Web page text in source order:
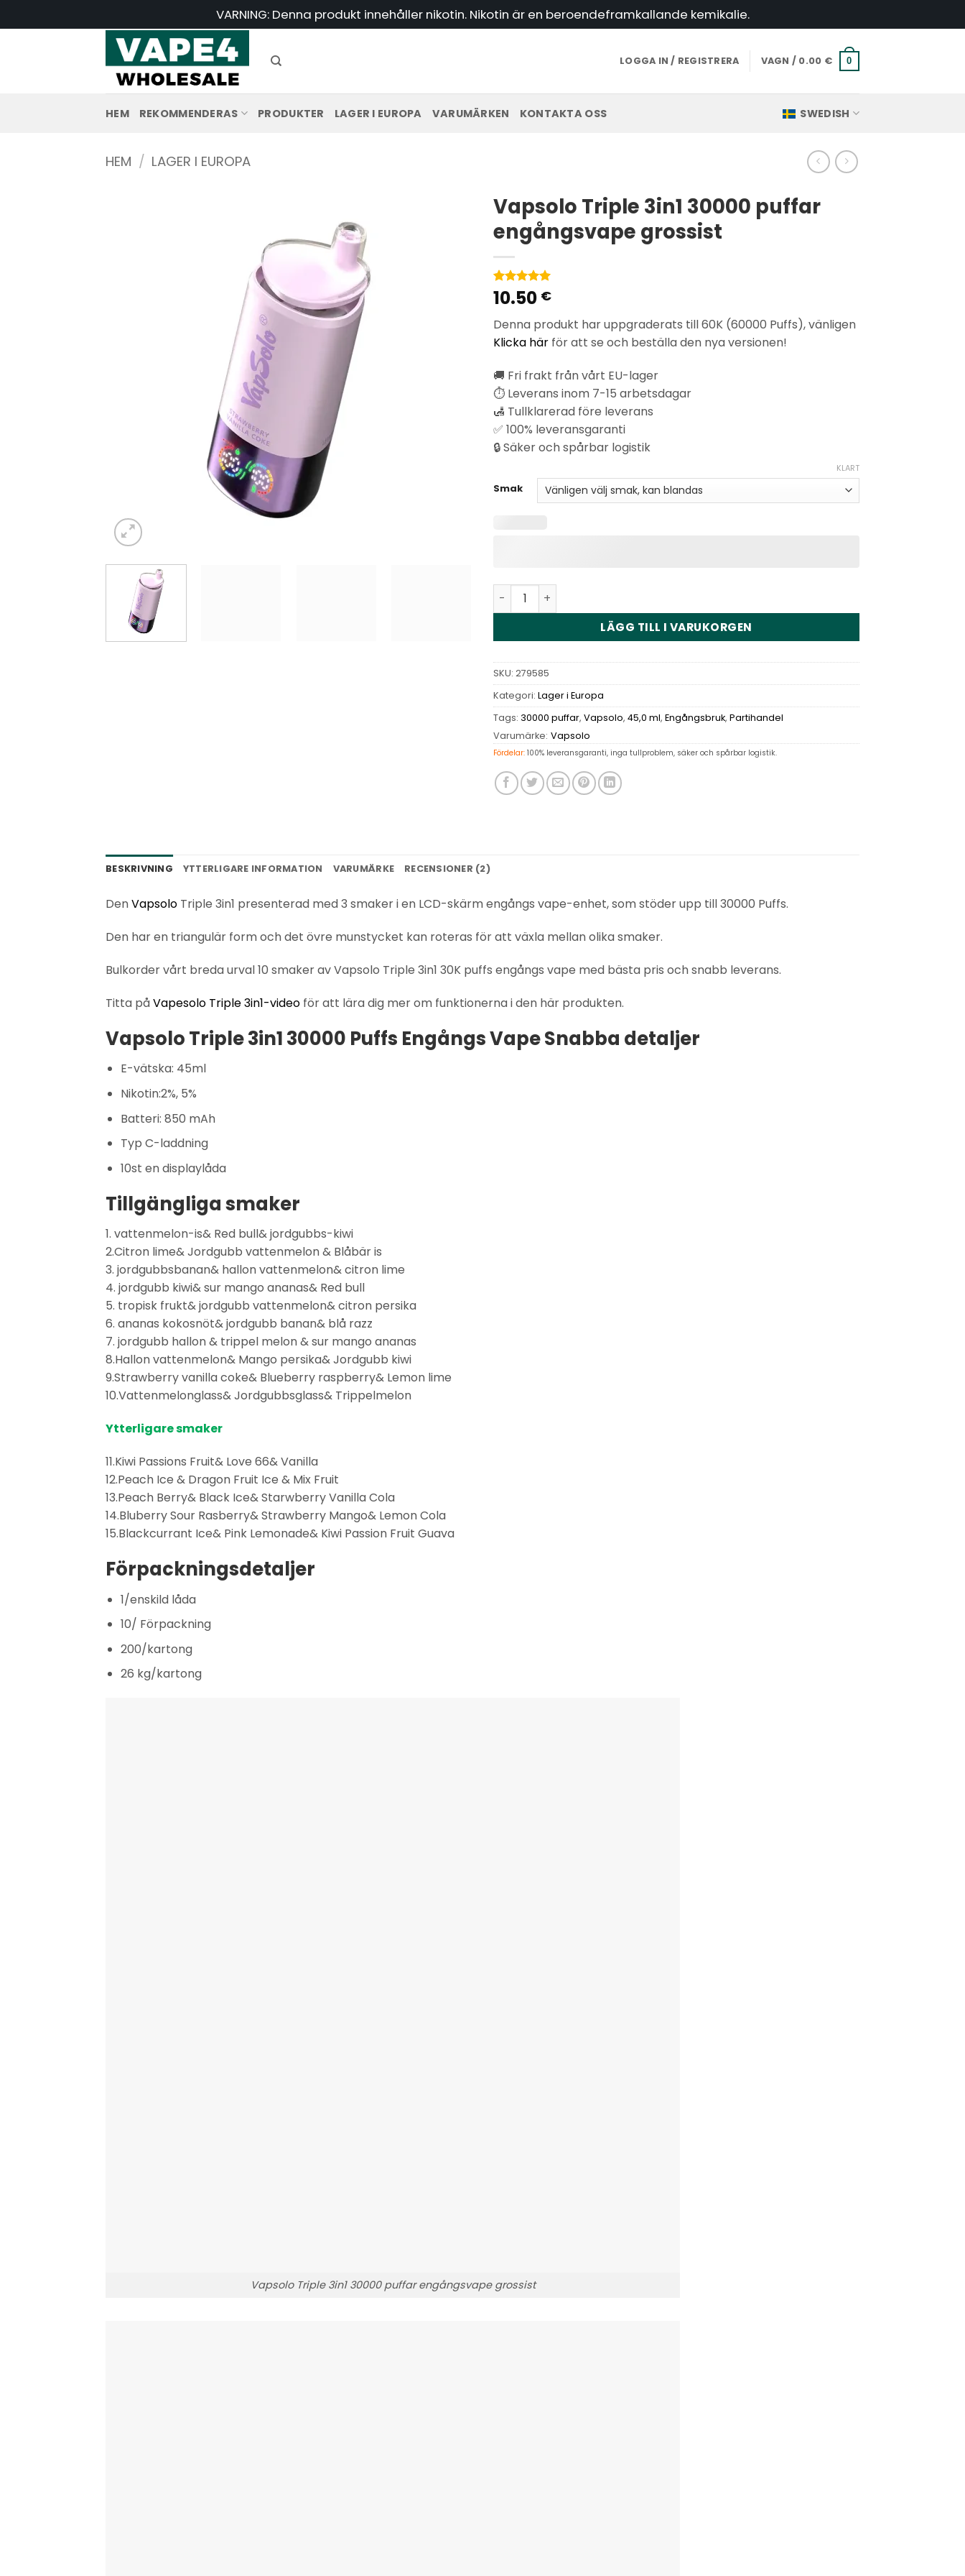
till
VARNING: Denna produkt innehåller nikotin. Nikotin är en beroendeframkallande kemikalie.
LOGGA IN / REGISTRERA VAGN / 0.00 € 0
HEM REKOMMENDERAS PRODUKTER LAGER I EUROPA VARUMÄRKEN KONTAKTA OSS SWEDISH
HEM / LAGER I EUROPA
Vapsolo Triple 3in1 30000 puffar
engångsvape grossist
Betygsatt 5
av 5
2
kundbetyg
10.50 €
Denna produkt har uppgraderats till 60K (60000 Puffs), vänligen
Klicka här för att se och beställa den nya versionen!
🚚 Fri frakt från vårt EU-lager
⏱️ Leverans inom 7-15 arbetsdagar
🛃 Tullklarerad före leverans
✅ 100% leveransgaranti
🔒 Säker och spårbar logistik
Smak
KLART
Vapsolo Triple 3in1 30000 Puffs Disposable Vape Wholesale kvantitet
LÄGG TILL I VARUKORGEN
SKU: 279585
Kategori: Lager i Europa
Tags: 30000 puffar, Vapsolo, 45,0 ml, Engångsbruk, Partihandel
Varumärke: Vapsolo
Fördelar: 100% leveransgaranti, inga tullproblem, säker och spårbar logistik.
BESKRIVNING YTTERLIGARE INFORMATION VARUMÄRKE RECENSIONER (2)
DenVapsolo Triple 3in1 presenterad med 3 smaker i en LCD-skärm engångs vape-enhet, som stöder upp till 30000 Puffs.
Den har en triangulär form och det övre munstycket kan roteras för att växla mellan olika smaker.
Bulkorder vårt breda urval 10 smaker av Vapsolo Triple 3in1 30K puffs engångs vape med bästa pris och snabb leverans.
Titta påVapesolo Triple 3in1-video för att lära dig mer om funktionerna i den här produkten.
Vapsolo Triple 3in1 30000 Puffs Engångs Vape Snabba detaljer
E-vätska: 45ml
Nikotin:2%, 5%
Batteri: 850 mAh
Typ C-laddning
10st en displaylåda
Tillgängliga smaker
1. vattenmelon-is& Red bull& jordgubbs-kiwi
2.Citron lime& Jordgubb vattenmelon & Blåbär is
3. jordgubbsbanan& hallon vattenmelon& citron lime
4. jordgubb kiwi& sur mango ananas& Red bull
5. tropisk frukt& jordgubb vattenmelon& citron persika
6. ananas kokosnöt& jordgubb banan& blå razz
7. jordgubb hallon & trippel melon & sur mango ananas
8.Hallon vattenmelon& Mango persika& Jordgubb kiwi
9.Strawberry vanilla coke& Blueberry raspberry& Lemon lime
10.Vattenmelonglass& Jordgubbsglass& Trippelmelon
Ytterligare smaker
11.Kiwi Passions Fruit& Love 66& Vanilla
12.Peach Ice & Dragon Fruit Ice & Mix Fruit
13.Peach Berry& Black Ice& Starwberry Vanilla Cola
14.Bluberry Sour Rasberry& Strawberry Mango& Lemon Cola
15.Blackcurrant Ice& Pink Lemonade& Kiwi Passion Fruit Guava
Förpackningsdetaljer
1/enskild låda
10/ Förpackning
200/kartong
26 kg/kartong
Vapsolo Triple 3in1 30000 puffar engångsvape grossist